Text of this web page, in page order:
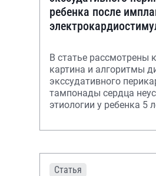
ребенка после
В статье рассмотрены
картина и алгоритмы
экссудативного
тампонады сердца
этиологии у ребенка 5
Статья